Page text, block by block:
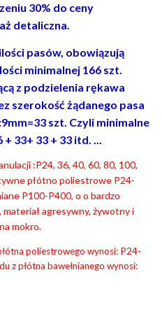
30% do ceny
detaliczna.
pasów, obowiązują
minimalnej 166 szt.
z podzielenia rękawa
szerokość żądanego pasa
szt. Czyli minimalne
33+ 33 + 33 itd. ...
:P24, 36, 40, 60, 80, 100,
płótno poliestrowe P24-
P100-P400, o o bardzo
agresywny, żywotny i
mokro.
poliestrowego wynosi: P24-
z płótna bawełnianego wynosi: